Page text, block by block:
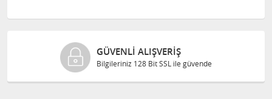
GÜVENLI ALIŞVERIŞ
Bilgileriniz 128 Bit SSL ile güvende